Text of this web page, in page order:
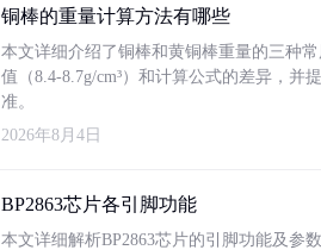
铜棒的重量计算方法有哪些
本文详细介绍了铜棒和黄铜棒重量的三种
值（8.4-8.7g/cm³）和计算公式的差异，并
准。
2026年8月4日
BP2863芯片各引脚功能
本文详细解析BP2863芯片的引脚功能及参